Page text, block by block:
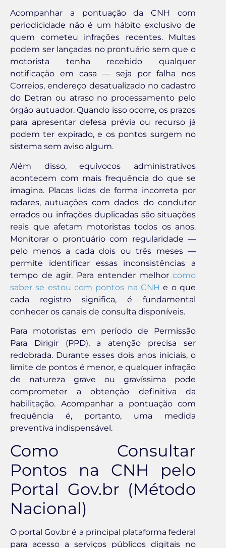
Acompanhar a pontuação da CNH com
periodicidade não é um hábito exclusivo de
quem cometeu infrações recentes. Multas
podem ser lançadas no prontuário sem que o
motorista tenha recebido qualquer
notificação em casa — seja por falha nos
Correios, endereço desatualizado no cadastro
do Detran ou atraso no processamento pelo
órgão autuador. Quando isso ocorre, os prazos
para apresentar defesa prévia ou recurso já
podem ter expirado, e os pontos surgem no
sistema sem aviso algum.
Além disso, equívocos administrativos
acontecem com mais frequência do que se
imagina. Placas lidas de forma incorreta por
radares, autuações com dados do condutor
errados ou infrações duplicadas são situações
reais que afetam motoristas todos os anos.
Monitorar o prontuário com regularidade —
pelo menos a cada dois ou três meses —
permite identificar essas inconsistências a
tempo de agir. Para entender melhor como
saber se estou com pontos na CNH e o que
cada registro significa, é fundamental
conhecer os canais de consulta disponíveis.
Para motoristas em período de Permissão
Para Dirigir (PPD), a atenção precisa ser
redobrada. Durante esses dois anos iniciais, o
limite de pontos é menor, e qualquer infração
de natureza grave ou gravíssima pode
comprometer a obtenção definitiva da
habilitação. Acompanhar a pontuação com
frequência é, portanto, uma medida
preventiva indispensável.
Como Consultar
Pontos na CNH pelo
Portal Gov.br (Método
Nacional)
O portal Gov.br é a principal plataforma federal
para acesso a serviços públicos digitais no